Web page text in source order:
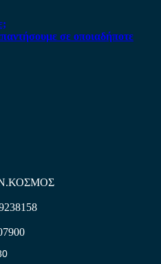
σε οποιαδήποτε